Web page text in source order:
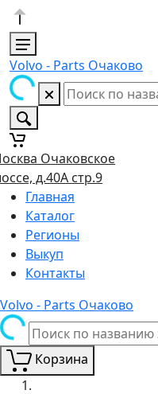
Volvo - Parts Очаково
Очаковское
д.40А стр.9
Главная
Каталог
Регионы
Выкуп
Контакты
Volvo - Parts Очаково
Корзина